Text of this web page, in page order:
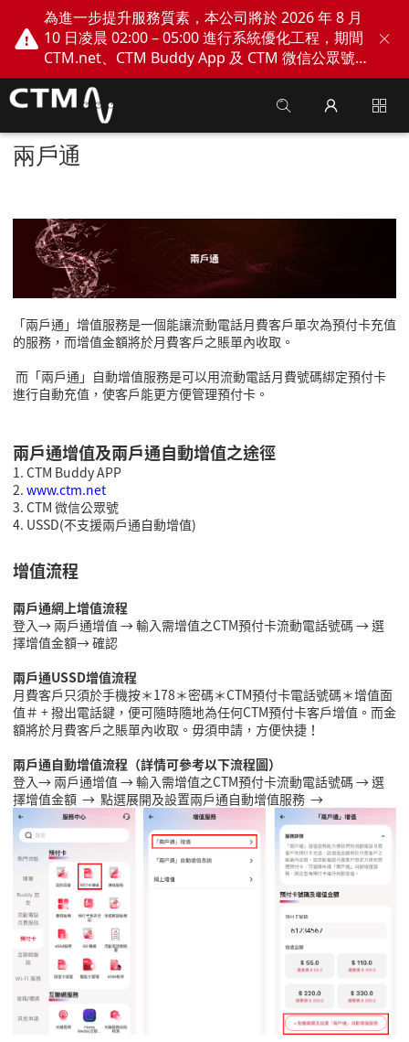
為進一步提升服務質素，本公司將於 2026 年 8 月
10 日凌晨 02:00 – 05:00 進行系統優化工程，期間
CTM.net、CTM Buddy App 及 CTM 微信公眾號
網上服務將會暫停。不便之處，敬請見諒！
兩戶通
「兩戶通」增值服務是一個能讓流動電話月費客戶單次為預付卡充值
的服務，而增值金額將於月費客戶之賬單內收取。
而 「兩戶通」自動增值服務是可以用流動電話月費號碼綁定預付卡
進行自動充值，使客戶能更方便管理預付卡。
兩戶通增值及兩戶通自動增值之途徑
1. CTM Buddy APP
2. www.ctm.net
3. CTM 微信公眾號
4. USSD(不支援兩戶通自動增值)
增值流程
兩戶通網上增值流程
登入→ 兩戶通增值 →輸入需增值之CTM預付卡流動電話號碼→選
擇增值金額→確認
兩戶通USSD增值流程
月費客戶只須於手機按＊178＊密碼＊CTM預付卡電話號碼＊增值面
值＃ +撥出電話鍵，便可隨時隨地為任何CTM預付卡客戶增值。而金
額將於月費客戶之賬單內收取。毋須申請，方便快捷！
兩戶通自動增值流程（詳情可參考以下流程圖）
登入→ 兩戶通增值 →輸入需增值之CTM預付卡流動電話號碼→選
擇增值金額 → 點選展開及設置兩戶通自動增值服務 →